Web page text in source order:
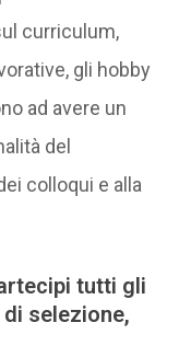
curriculum,
gli hobby
ad avere un
del
colloqui e alla
tutti gli
selezione,